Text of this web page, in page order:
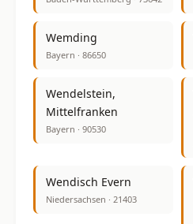
Wemding
Bayern · 86650
Wendelstein,
Mittelfranken
Bayern · 90530
Wendisch Evern
Niedersachsen · 21403